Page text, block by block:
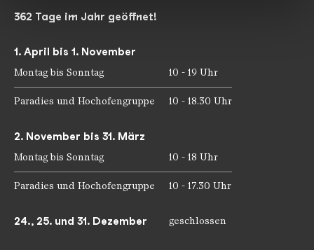
gesammelt haben.
362 Tage im Jahr geöffnet!
1. April bis 1. November
Montag bis Sonntag 10 - 19 Uhr
Paradies und Hochofengruppe 10 - 18.30 Uhr
2. November bis 31. März
Montag bis Sonntag 10 - 18 Uhr
Paradies und Hochofengruppe 10 - 17.30 Uhr
24., 25. und 31. Dezember geschlossen